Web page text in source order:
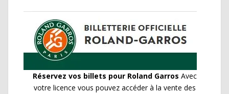
Réservez vos billets pour Roland Garros Avec
votre licence vous pouvez accéder à la vente des